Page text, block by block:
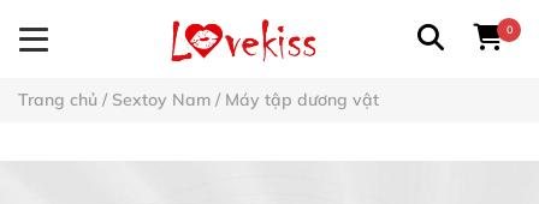
0
Trang chủ / Sextoy Nam / Máy tập dương vật